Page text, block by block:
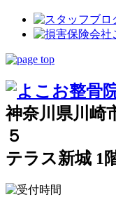
神奈川県川崎
５
テラス新城 1